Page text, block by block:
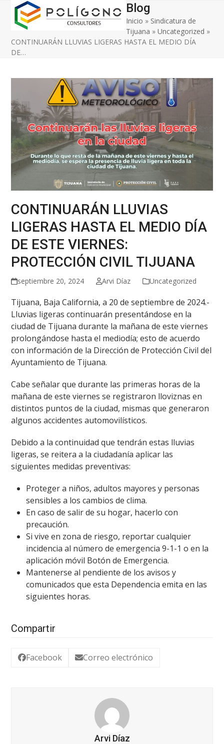
Skip
content
Open
mobile
menu
Close
mobile
menu
Blog
Inicio » Sindicatura de
Tijuana »Uncategorized »
CONTINUARÁN LLUVIAS LIGERAS HASTA EL MEDIO DÍA
DE…
CONTINUARÁN LLUVIAS
LIGERAS HASTA EL MEDIO DÍA
DE ESTE VIERNES:
PROTECCIÓN CIVIL TIJUANA
septiembre 20, 2024 Arvi Díaz Uncategorized
Tijuana, Baja California, a 20 de septiembre de 2024.-
Lluvias ligeras continuarán presentándose en la
ciudad de Tijuana durante la mañana de este viernes
prolongándose hasta el mediodía; esto de acuerdo
con información de la Dirección de Protección Civil del
Ayuntamiento de Tijuana.
Cabe señalar que durante las primeras horas de la
mañana de este viernes se registraron lloviznas en
distintos puntos de la ciudad, mismas que generaron
algunos accidentes automovilísticos.
Debido a la continuidad que tendrán estas lluvias
ligeras, se reitera a la ciudadanía aplicar las
siguientes medidas preventivas:
Proteger a niños, adultos mayores y personas
sensibles a los cambios de clima.
En caso de salir de su hogar, hacerlo con
precaución.
Si vive en zona de riesgo, reportar cualquier
incidencia al número de emergencia 9-1-1 o en la
aplicación móvil Botón de Emergencia.
Mantenerse al pendiente de los avisos y
comunicados que esta Dependencia emita en las
siguientes horas.
Compartir
Facebook Correo electrónico
Arvi Díaz